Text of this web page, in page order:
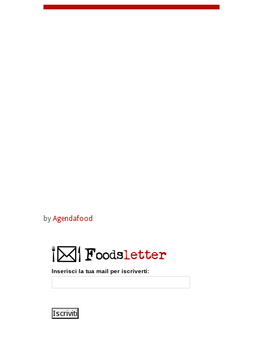
by Agendafood
Inserisci la tua mail per iscriverti: